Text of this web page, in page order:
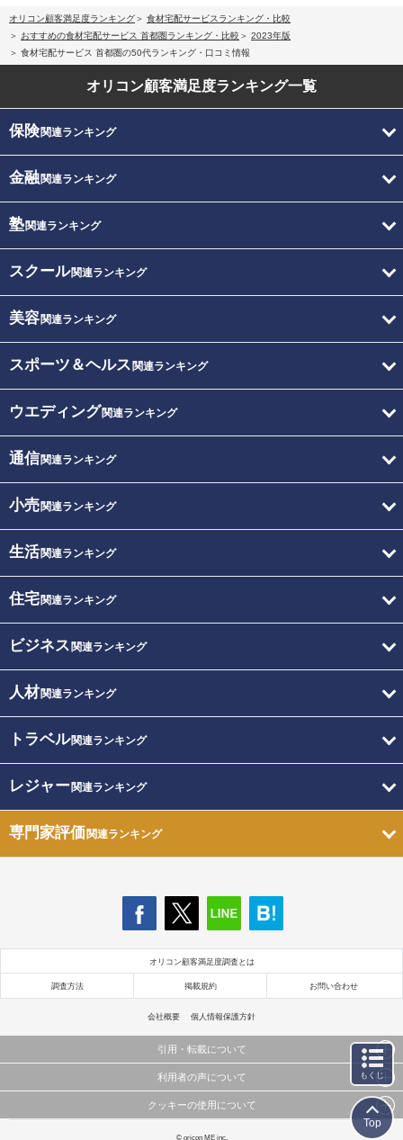
オリコン顧客満足度ランキング
食材宅配サービスランキング・比較
おすすめの食材宅配サービス 首都圏ランキング・比較
2023年版
食材宅配サービス 首都圏の50代ランキング・口コミ情報
オリコン顧客満足度ランキング一覧
保険関連ランキング
金融関連ランキング
塾関連ランキング
スクール関連ランキング
美容関連ランキング
スポーツ＆ヘルス 関連ランキング
ウエディング関連ランキング
通信関連ランキング
小売関連ランキング
生活関連ランキング
住宅関連ランキング
ビジネス 関連ランキング
人材関連ランキング
トラベル関連ランキング
レジャー関連ランキング
専門家評価関連ランキング
オリコン顧客満足度調査とは
調査方法 掲載規約 お問い合わせ
会社概要 個人情報保護方針
引用・転載について
当サイトで公開されている情報（文字、写真、イラスト、画像データ等）及びこれらの配置・
これらの情報を権利者の許可なく無断転載・複製などの二次利用を行うことは固く禁じており
利用者の声について
当サイトに掲載している内容はすべてサービスの利用者が提出された見解・感想です。
クッキーの使用について
このサイトでは Cookie を使用して、ユーザーに合わせたコンテンツや広告の表示、ソーシャル
© oricon ME inc.
もくじ
Top